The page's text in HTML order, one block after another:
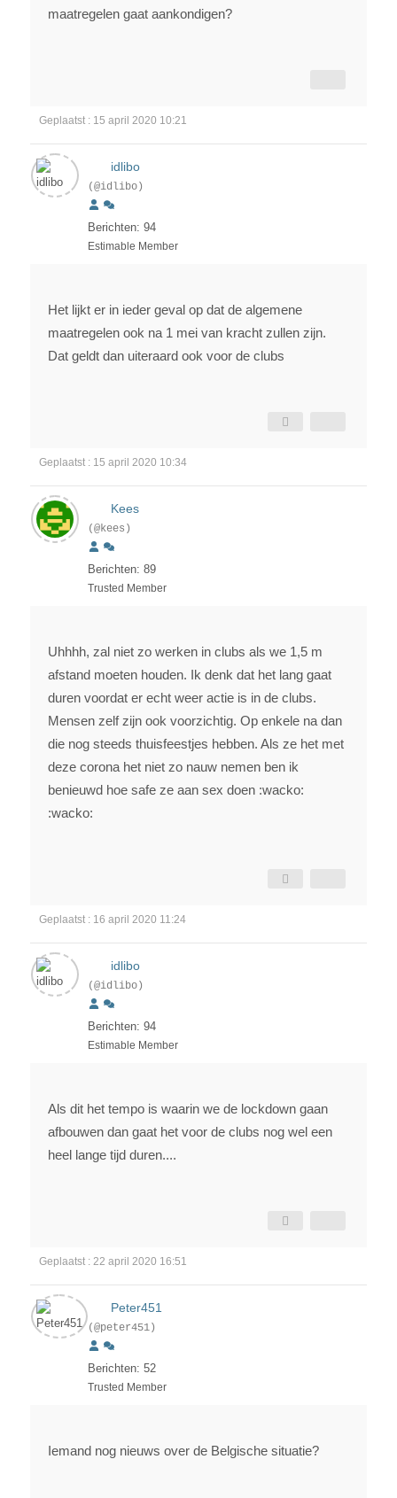
maatregelen gaat aankondigen?
Geplaatst : 15 april 2020 10:21
idlibo
(@idlibo)
Berichten: 94
Estimable Member
Het lijkt er in ieder geval op dat de algemene
maatregelen ook na 1 mei van kracht zullen zijn.
Dat geldt dan uiteraard ook voor de clubs
Geplaatst : 15 april 2020 10:34
Kees
(@kees)
Berichten: 89
Trusted Member
Uhhhh, zal niet zo werken in clubs als we 1,5 m
afstand moeten houden. Ik denk dat het lang gaat
duren voordat er echt weer actie is in de clubs.
Mensen zelf zijn ook voorzichtig. Op enkele na dan
die nog steeds thuisfeestjes hebben. Als ze het met
deze corona het niet zo nauw nemen ben ik
benieuwd hoe safe ze aan sex doen :wacko:
:wacko:
Geplaatst : 16 april 2020 11:24
idlibo
(@idlibo)
Berichten: 94
Estimable Member
Als dit het tempo is waarin we de lockdown gaan
afbouwen dan gaat het voor de clubs nog wel een
heel lange tijd duren....
Geplaatst : 22 april 2020 16:51
Peter451
(@peter451)
Berichten: 52
Trusted Member
Iemand nog nieuws over de Belgische situatie?